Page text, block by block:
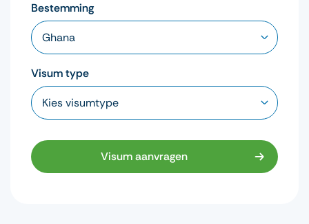
Bestemming
Visum type
Visum aanvragen